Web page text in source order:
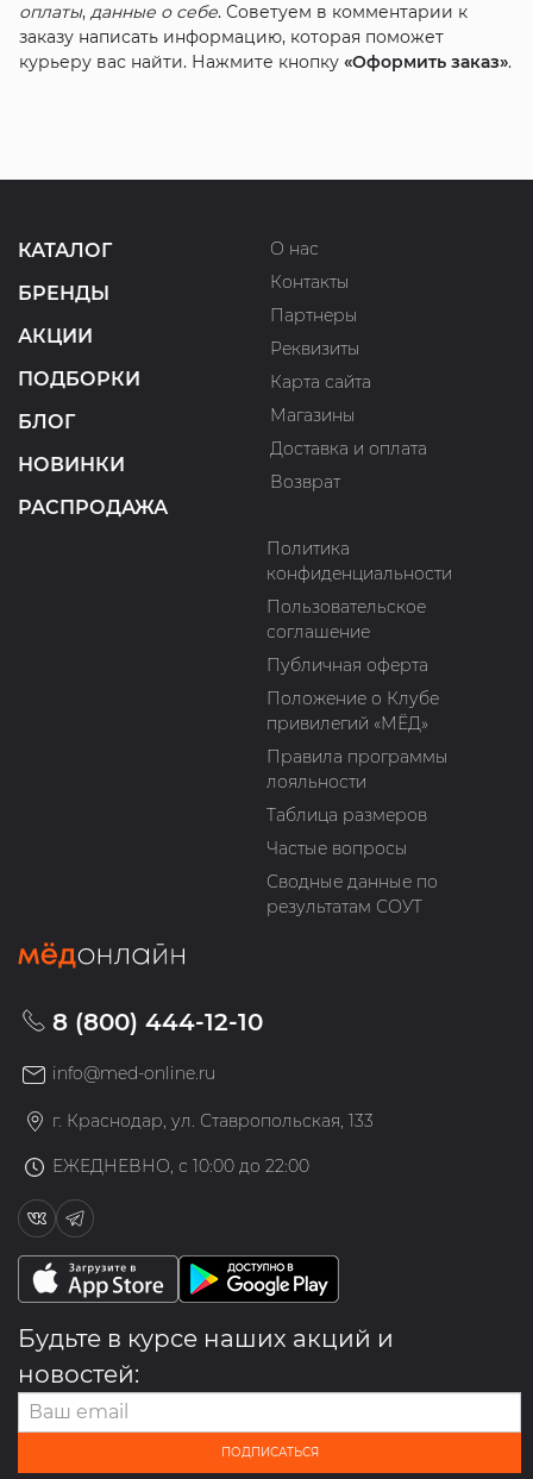
оплаты, данные о себе. Советуем в комментарии к
заказу написать информацию, которая поможет
курьеру вас найти. Нажмите кнопку «Оформить заказ».
КАТАЛОГ
БРЕНДЫ
АКЦИИ
ПОДБОРКИ
БЛОГ
НОВИНКИ
РАСПРОДАЖА
О нас
Контакты
Партнеры
Реквизиты
Карта сайта
Магазины
Доставка и оплата
Возврат
Политика
конфиденциальности
Пользовательское
соглашение
Публичная оферта
Положение о Клубе
привилегий «МЁД»
Правила программы
лояльности
Таблица размеров
Частые вопросы
Сводные данные по
результатам СОУТ
8 (800) 444-12-10
info@med-online.ru
г. Краснодар, ул. Ставропольская, 133
ЕЖЕДНЕВНО, с 10:00 до 22:00
Будьте в курсе наших акций и
новостей:
ПОДПИСАТЬСЯ